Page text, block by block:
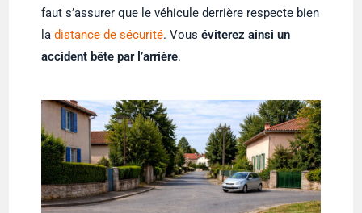
faut s’assurer que le véhicule derrière respecte bien
ladistance de sécurité. Vouséviterez ainsi un
accident bête par l’arrière.